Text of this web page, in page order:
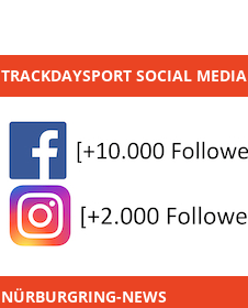
TRACKDAYSPORT SOCIAL MEDIA
NÜRBURGRING-NEWS